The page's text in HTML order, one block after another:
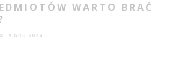
WARTO BRAĆ
9 GRU 2024